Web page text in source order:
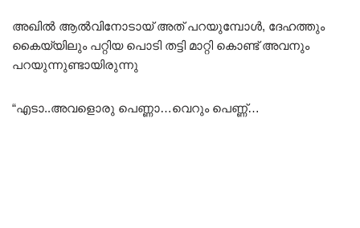
അഖിൽ ആൽവിനോടായ് അത് പറയുമ്പോൾ, ദേഹത്തും
കൈയ്യിലും പറ്റിയ പൊടി തട്ടി മാറ്റി കൊണ്ട് അവനും
പറയുന്നുണ്ടായിരുന്നു
“എടാ..അവളൊരു പെണ്ണാ…വെറും പെണ്ണ്…